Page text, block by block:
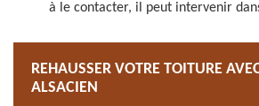
à le contacter, il peut intervenir
REHAUSSER VOTRE TOITURE
ALSACIEN